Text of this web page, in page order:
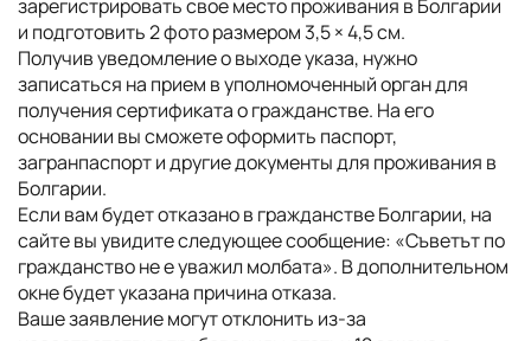
зарегистрировать свое место проживания в Болгарии
и подготовить 2 фото размером 3,5 × 4,5 см.
Получив уведомление о выходе указа, нужно
записаться на прием в уполномоченный орган для
получения сертификата о гражданстве. На его
основании вы сможете оформить паспорт,
загранпаспорт и другие документы для проживания в
Болгарии.
Если вам будет отказано в гражданстве Болгарии, на
сайте вы увидите следующее сообщение: «Съветът по
гражданство не е уважил молбата». В дополнительном
окне будет указана причина отказа.
Ваше заявление могут отклонить из-за